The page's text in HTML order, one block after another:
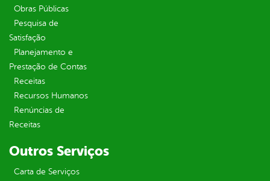
Obras Públicas
Pesquisa de
Satisfação
Planejamento e
Prestação de Contas
Receitas
Recursos Humanos
Renúncias de
Receitas
Outros Serviços
Carta de Serviços